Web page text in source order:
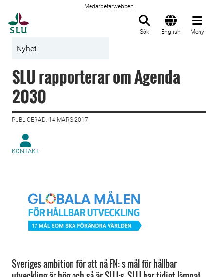
Medarbetarwebben
Sök English Meny
Nyhet
SLU rapporterar om Agenda
2030
PUBLICERAD: 14 MARS 2017
KONTAKT
Sveriges ambition för att nå FN: s mål för hållbar